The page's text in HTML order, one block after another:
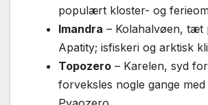
populært kloster- og
Imandra – Kolahalvøen, tæt
Apatity; isfiskeri og arktisk
Topozero – Karelen, syd
forveksles nogle gange